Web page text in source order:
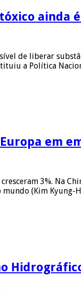
ainda
de liberar
a Política
em
3%. Na
(Kim